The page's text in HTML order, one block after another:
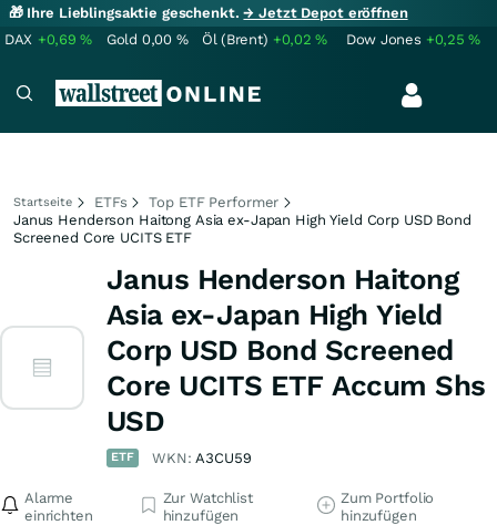
🎁 Ihre Lieblingsaktie geschenkt.→ Jetzt Depot eröffnen
DAX +0,69% Gold 0,00 % Öl (Brent) +0,02% Dow Jones +0,25%
Startseite ETFs
Top ETF Performer
Janus Henderson Haitong Asia ex-Japan High Yield Corp USD Bond
Screened Core UCITS ETF
Janus Henderson Haitong
Asia ex-Japan High Yield
Corp USD Bond Screened
Core UCITS ETF Accum Shs
USD
ETF WKN:A3CU59
Alarme
einrichten
Zur Watchlist
hinzufügen
Zum Portfolio
hinzufügen